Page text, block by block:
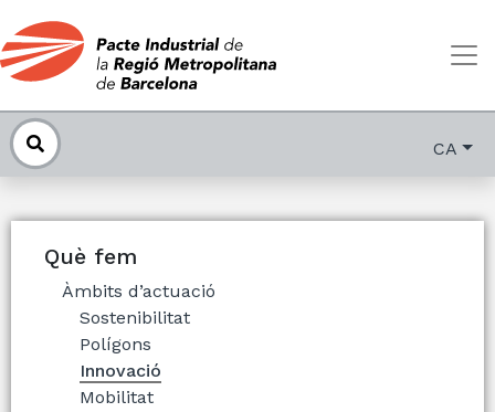
CA
Què fem
Àmbits d’actuació
Sostenibilitat
Polígons
Innovació
Mobilitat